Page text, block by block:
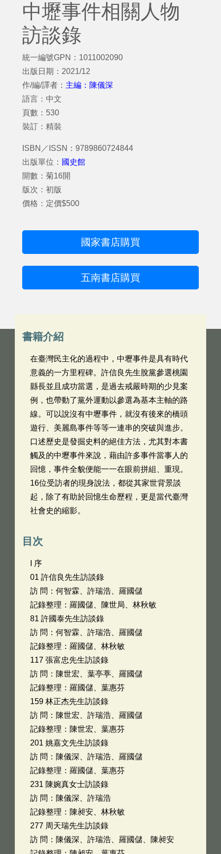
中壢事件相關人物
訪談錄
統一編號GPN：1011002090
出版日期：2021/12
作/編/譯者： 主編：陳儀深
語言：中文
頁數：530
裝訂：精裝
ISBN／ISSN：9789860724844
出版單位： 國史館
開數：菊16開
版次：初版
價格：定價$500
國家書店購買
五南書店購買
書籍介紹
在臺灣民主化的過程中，中壢事件是具有時代
意義的一方里程碑。許信良先生脫黨參選桃園
縣長並且成功當選，是過去戒嚴時期的少見案
例，也帶動了黨外運動以參選為基本主軸的路
線。可以說沒有中壢事件，就沒有後來的橋頭
遊行、美麗島事件等等一連串的突破與進步。
口述歷史是發掘史料的絕佳方法，尤其對本書
觸及的中壢事件來說，藉由許多事件當事人的
回憶，事件全貌便能一一在眼前拼組、重現。
16位受訪者的現身說法，都從其家世背景談
起，除了有助於回憶生命歷程，更是當代臺灣
社會史的縮影。
目次
I 序
01 許信良先生訪談錄
訪 問：何智霖、許瑞浩、羅國儲
記錄整理：羅國儲、陳世局、林秋敏
81 許國泰先生訪談錄
訪 問：何智霖、許瑞浩、羅國儲
記錄整理：羅國儲、林秋敏
117 張富忠先生訪談錄
訪 問：陳世宏、葉亭葶、羅國儲
記錄整理：羅國儲、葉惠芬
159 林正杰先生訪談錄
訪 問：陳世宏、許瑞浩、羅國儲
記錄整理：陳世宏、葉惠芬
201 姚嘉文先生訪談錄
訪 問：陳儀深、許瑞浩、羅國儲
記錄整理：羅國儲、葉惠芬
231 陳婉真女士訪談錄
訪 問：陳儀深、許瑞浩
記錄整理：陳昶安、林秋敏
277 周天瑞先生訪談錄
訪 問：陳儀深、許瑞浩、羅國儲、陳昶安